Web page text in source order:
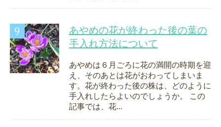
あやめの花が終わった後の葉の
手入れ方法について
あやめは６月ごろに花の満開の時期を迎
え、そのあとは花がおわってしまいま
す。花が終わった後の株は、どのように
手入れしたらよいのでしょうか。 この
記事では、花...